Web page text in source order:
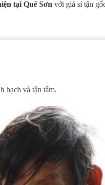
tại Quế Sơn với giá sỉ tận
bạch và tận tâm.